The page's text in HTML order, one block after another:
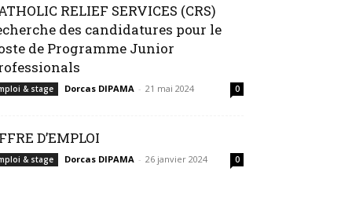
RELIEF SERVICES (CRS)
des candidatures pour le
de Programme Junior
& stage Dorcas DIPAMA - 21 mai 2024 0
D’EMPLOI
& stage Dorcas DIPAMA - 26 janvier 2024 0